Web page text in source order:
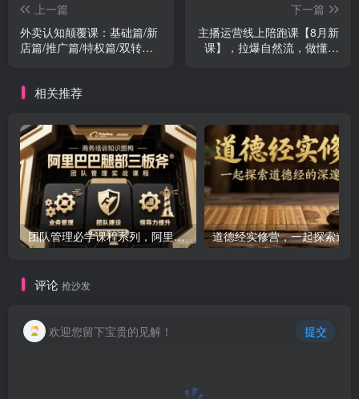
上一篇
外卖认知颠覆课：基础篇/新
店篇/推广篇/特权篇/双转篇/
下一篇
主播运营线上陪跑课【8月新
课】，拉爆自然流，做懂流
相关推荐
团队管理必学课程系列，阿里巴巴“腿部三板斧”
评论 抢沙发
欢迎您留下宝贵的见解！ 提交